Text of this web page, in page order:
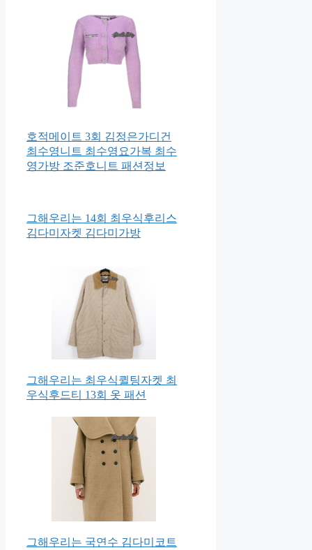
호적메이트 3회 김정은가디건
최수영니트 최수영요가복 최수
영가방 조준호니트 패션정보
그해우리는 14회 최우식후리스
김다미자켓 김다미가방
그해우리는 최우식퀼팅자켓 최
우식후드티 13회 옷 패션
그해우리는 국연수 김다미코트